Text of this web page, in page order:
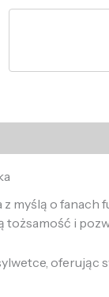
myślą o
i